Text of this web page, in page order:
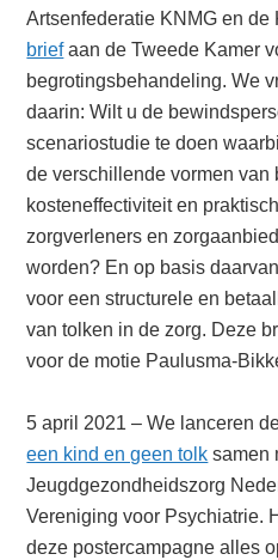
Artsenfederatie KNMG en de
briefaan de Tweede Kamer
begrotingsbehandeling. We
daarin: Wilt u de
scenariostudie te doen
de verschillende vormen van
kosteneffectiviteit en
zorgverleners en
worden? En op basis
voor een structurele en
van tolken in de zorg. Deze
voor de motie Paulusma-
5 april 2021 – We lanceren
een kind en geen tolk samen
Jeugdgezondheidszorg
Vereniging voor Psychiatrie.
deze postercampagne alles